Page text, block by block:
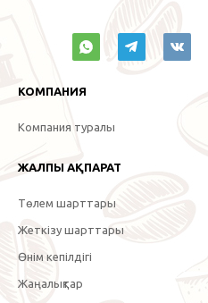
КОМПАНИЯ
Компания туралы
ЖАЛПЫ АҚПАРАТ
Төлем шарттары
Жеткізу шарттары
Өнім кепілдігі
Жаңалықтар